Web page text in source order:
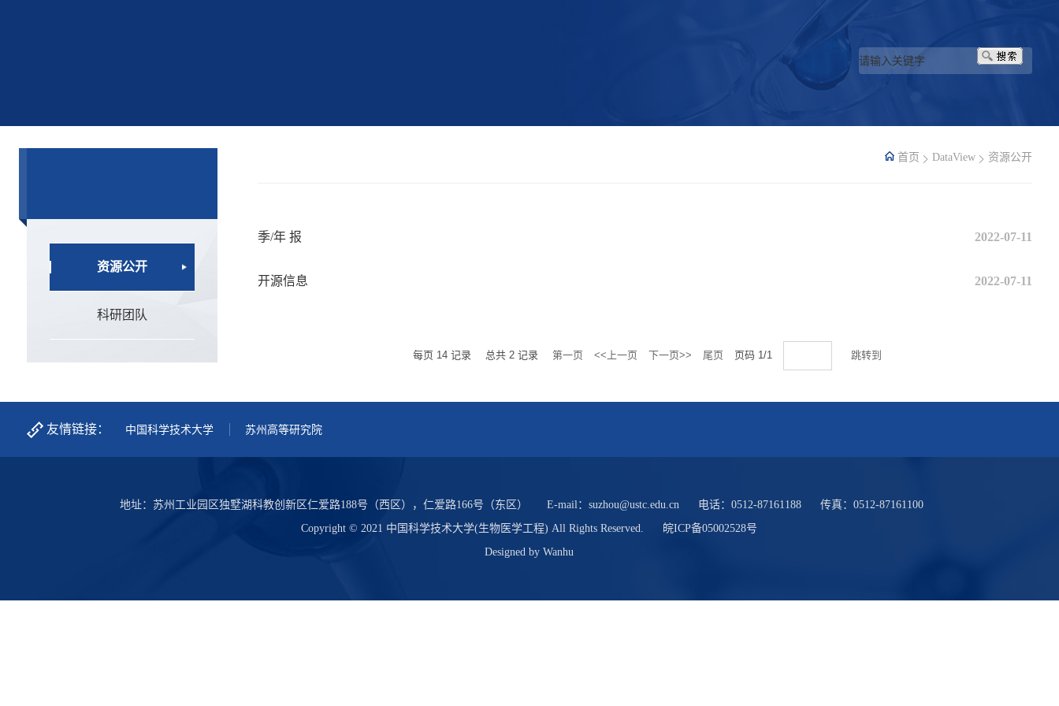
资源公开
科研团队
首页 DataView 资源公开
季/年 报 2022-07-11
开源信息 2022-07-11
每页 14 记录 总共 2 记录 第一页 <<上一页 下一页>> 尾页 页码 1/1 跳转到
友情链接： 中国科学技术大学 苏州高等研究院
地址：苏州工业园区独墅湖科教创新区仁爱路188号（西区），仁爱路166号（东区） E-mail： suzhou@ustc.edu.cn 电话： 0512-87161188 传真： 0512-87161100
Copyright © 2021 中国科学技术大学(生物医学工程) All Rights Reserved.
皖ICP备05002528号
Designed byWanhu